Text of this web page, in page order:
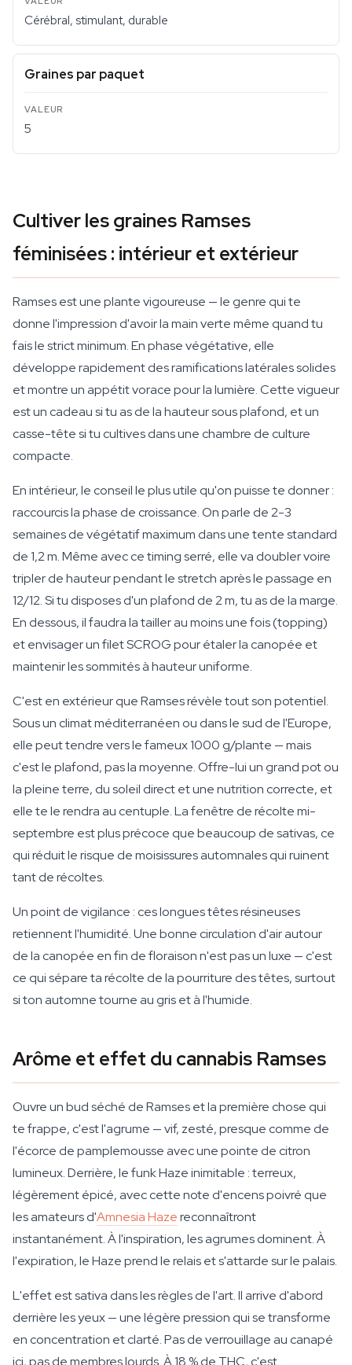
Cérébral, stimulant, durable
Graines par paquet
5
Cultiver les graines Ramses
féminisées : intérieur et extérieur
Ramses est une plante vigoureuse — le genre qui te
donne l'impression d'avoir la main verte même quand tu
fais le strict minimum. En phase végétative, elle
développe rapidement des ramifications latérales solides
et montre un appétit vorace pour la lumière. Cette vigueur
est un cadeau si tu as de la hauteur sous plafond, et un
casse-tête si tu cultives dans une chambre de culture
compacte.
En intérieur, le conseil le plus utile qu'on puisse te donner :
raccourcis la phase de croissance. On parle de 2-3
semaines de végétatif maximum dans une tente standard
de 1,2 m. Même avec ce timing serré, elle va doubler voire
tripler de hauteur pendant le stretch après le passage en
12/12. Si tu disposes d'un plafond de 2 m, tu as de la marge.
En dessous, il faudra la tailler au moins une fois (topping)
et envisager un filet SCROG pour étaler la canopée et
maintenir les sommités à hauteur uniforme.
C'est en extérieur que Ramses révèle tout son potentiel.
Sous un climat méditerranéen ou dans le sud de l'Europe,
elle peut tendre vers le fameux 1000 g/plante — mais
c'est le plafond, pas la moyenne. Offre-lui un grand pot ou
la pleine terre, du soleil direct et une nutrition correcte, et
elle te le rendra au centuple. La fenêtre de récolte mi-
septembre est plus précoce que beaucoup de sativas, ce
qui réduit le risque de moisissures automnales qui ruinent
tant de récoltes.
Un point de vigilance : ces longues têtes résineuses
retiennent l'humidité. Une bonne circulation d'air autour
de la canopée en fin de floraison n'est pas un luxe — c'est
ce qui sépare ta récolte de la pourriture des têtes, surtout
si ton automne tourne au gris et à l'humide.
Arôme et effet du cannabis Ramses
Ouvre un bud séché de Ramses et la première chose qui
te frappe, c'est l'agrume — vif, zesté, presque comme de
l'écorce de pamplemousse avec une pointe de citron
lumineux. Derrière, le funk Haze inimitable : terreux,
légèrement épicé, avec cette note d'encens poivré que
les amateurs d'Amnesia Hazereconnaîtront
instantanément. À l'inspiration, les agrumes dominent. À
l'expiration, le Haze prend le relais et s'attarde sur le palais.
L'effet est sativa dans les règles de l'art. Il arrive d'abord
derrière les yeux — une légère pression qui se transforme
en concentration et clarté. Pas de verrouillage au canapé
ici, pas de membres lourds. À 18 % de THC, c'est